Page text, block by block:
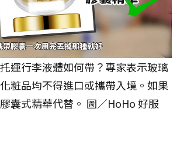
運行李液體如何帶？專家表示玻璃
粧品均不得進口或攜帶入境。如果
囊式精華代替。 圖／HoHo 好服